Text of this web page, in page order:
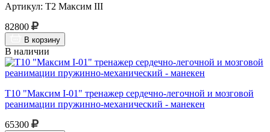
Артикул: Т2 Максим III
82800
В корзину
В наличии
Т10 "Максим I-01" тренажер сердечно-легочной и мозговой
реанимации пружинно-механический - манекен
65300